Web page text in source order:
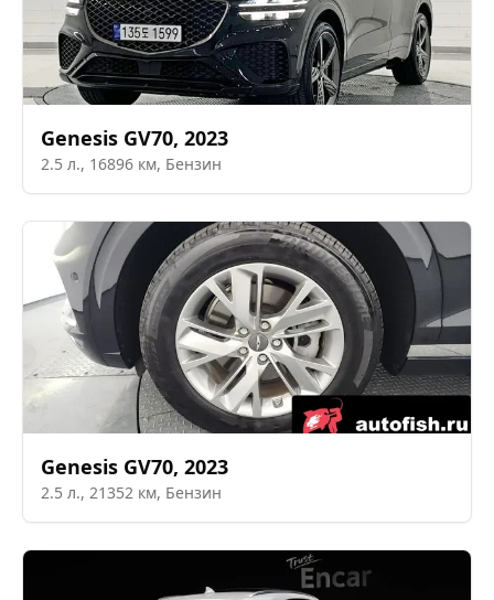
Genesis GV70, 2023
2.5 л., 16896 км, Бензин
Genesis GV70, 2023
2.5 л., 21352 км, Бензин